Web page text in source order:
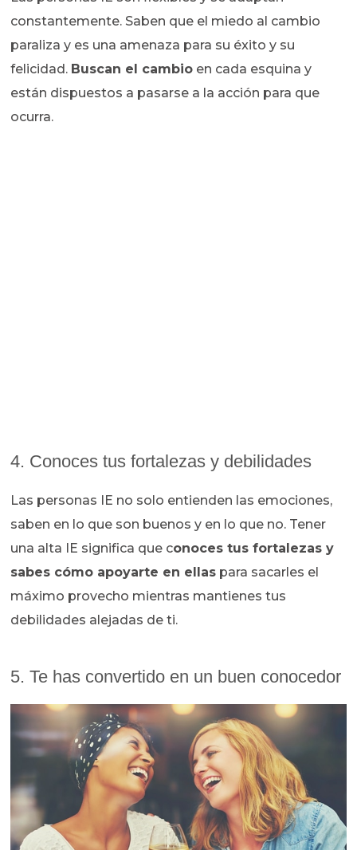
constantemente. Saben que el miedo al cambio
paraliza y es una amenaza para su éxito y su
felicidad. Buscan el cambio en cada esquina y
están dispuestos a pasarse a la acción para que
ocurra.
4. Conoces tus fortalezas y debilidades
Las personas IE no solo entienden las emociones,
saben en lo que son buenos y en lo que no. Tener
una alta IE significa que conoces tus fortalezas y
sabes cómo apoyarte en ellas para sacarles el
máximo provecho mientras mantienes tus
debilidades alejadas de ti.
5. Te has convertido en un buen conocedor